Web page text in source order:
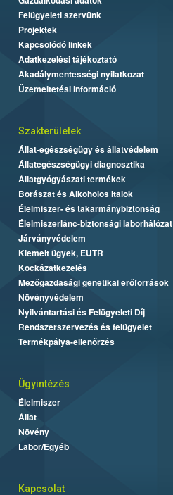
Felügyeleti szervünk
Projektek
Kapcsolódó linkek
Adatkezelési tájékoztató
Akadálymentességi nyilatkozat
Üzemeltetési információ
Szakterületek
Állat-egészségügy és állatvédelem
Állategészségügyi diagnosztika
Állatgyógyászati termékek
Borászat és Alkoholos Italok
Élelmiszer- és takarmánybiztonság
Élelmiszerlánc-biztonsági laborhálózat
Járványvédelem
Kiemelt ügyek, EUTR
Kockázatkezelés
Mezőgazdasági genetikai erőforrások
Növényvédelem
Nyilvántartási és Felügyeleti Díj
Rendszerszervezés és felügyelet
Termékpálya-ellenőrzés
Ügyintézés
Élelmiszer
Állat
Növény
Labor/Egyéb
Kapcsolat